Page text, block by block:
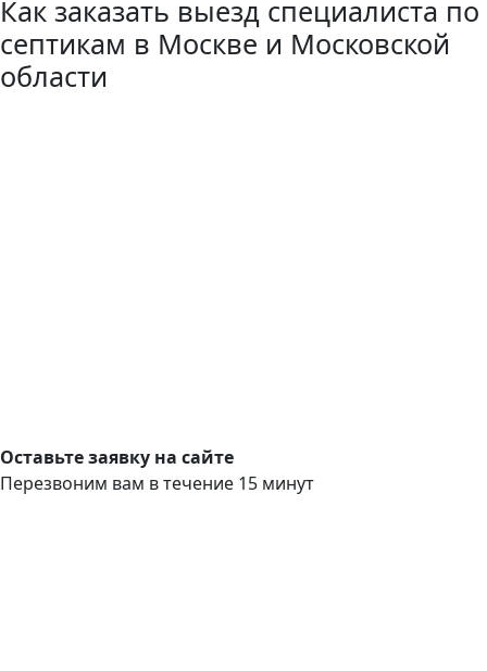
Как заказать выезд специалиста по
септикам в Москве и Московской
области
Оставьте заявку на сайте
Перезвоним вам в течение 15 минут